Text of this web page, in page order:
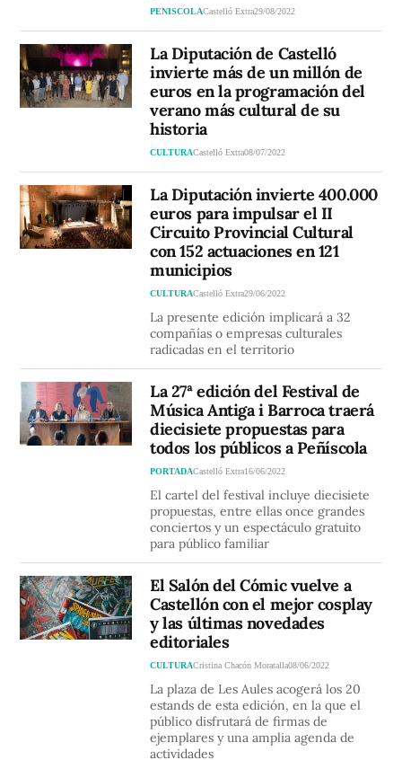
PENISCOLACastelló Extra29/08/2022
La Diputación de Castelló
invierte más de un millón de
euros en la programación del
verano más cultural de su
historia
CULTURACastelló Extra08/07/2022
La Diputación invierte 400.000
euros para impulsar el II
Circuito Provincial Cultural
con 152 actuaciones en 121
municipios
CULTURACastelló Extra29/06/2022
La presente edición implicará a 32
compañías o empresas culturales
radicadas en el territorio
La 27ª edición del Festival de
Música Antiga i Barroca traerá
diecisiete propuestas para
todos los públicos a Peñíscola
PORTADACastelló Extra16/06/2022
El cartel del festival incluye diecisiete
propuestas, entre ellas once grandes
conciertos y un espectáculo gratuito
para público familiar
El Salón del Cómic vuelve a
Castellón con el mejor cosplay
y las últimas novedades
editoriales
CULTURACristina Chacón Moratalla08/06/2022
La plaza de Les Aules acogerá los 20
estands de esta edición, en la que el
público disfrutará de firmas de
ejemplares y una amplia agenda de
actividades